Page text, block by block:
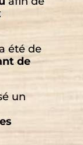
été de
de
un